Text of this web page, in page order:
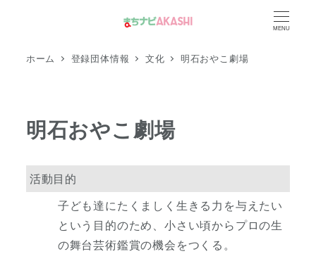
MENU
ホーム 登録団体情報 文化 明石おやこ劇場
明石おやこ劇場
活動目的
子ども達にたくましく生きる力を与えたい
という目的のため、小さい頃からプロの生
の舞台芸術鑑賞の機会をつくる。